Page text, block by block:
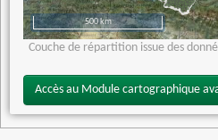
500 km
Couche de répartition issue des
Accès au Module cartographique